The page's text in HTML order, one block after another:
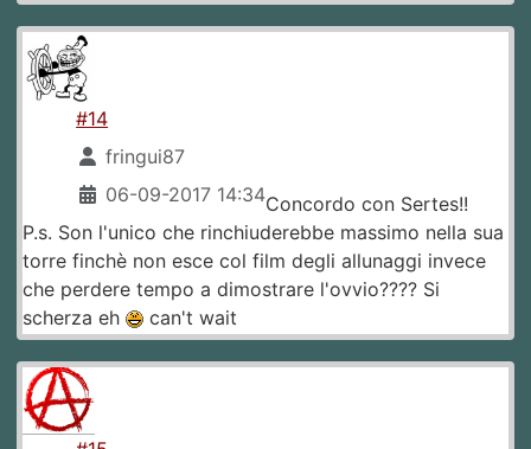
#14
fringui87
06-09-2017 14:34Concordo con Sertes!!
P.s. Son l'unico che rinchiuderebbe massimo nella sua
torre finchè non esce col film degli allunaggi invece
che perdere tempo a dimostrare l'ovvio???? Si
scherza eh
can't wait